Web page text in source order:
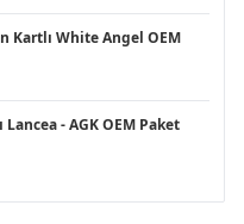
Kartlı White Angel OEM
Lancea - AGK OEM Paket